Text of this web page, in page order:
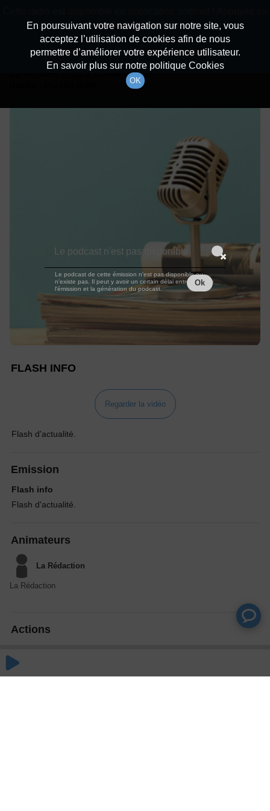
Détails De L'épisode
à 13h59
FLASH INFO
Regarder la vidéo
Flash d'actualité.
Emission
Flash info
Flash d'actualité.
Animateurs
La Rédaction
La Rédaction
Actions
En poursuivant votre navigation sur notre site, vous
acceptez l’utilisation de cookies afin de nous
permettre d’améliorer votre expérience utilisateur.
En savoir plus sur notre politique Cookies
OK
dessous pour l'installer.
Non merci Télécharger l'application
Le podcast n'est pas disponible
Le podcast de cette émission n'est pas disponible ou
n'existe pas. Il peut y avoir un certain délai entre la fin de
l'émission et la génération du podcast.
Ok